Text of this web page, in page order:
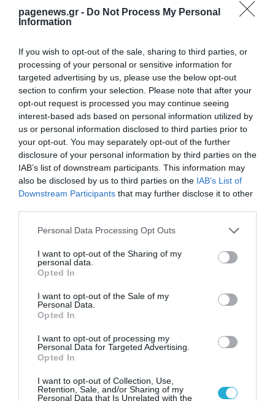
pagenews.gr - Do Not Process My Personal
Information
If you wish to opt-out of the sale, sharing to third parties, or
processing of your personal or sensitive information for
targeted advertising by us, please use the below opt-out
section to confirm your selection. Please note that after your
opt-out request is processed you may continue seeing
interest-based ads based on personal information utilized by
us or personal information disclosed to third parties prior to
your opt-out. You may separately opt-out of the further
disclosure of your personal information by third parties on the
IAB’s list of downstream participants. This information may
also be disclosed by us to third parties on the IAB’s List of
Downstream Participants that may further disclose it to other
Please note that this website/app uses one or more Google
not limited to your visit or usage behaviour. You may click to
grant or deny consent to Google and its third-party tags to
use your data for below specified purposes in below Google
consent section.
Personal Data Processing Opt Outs
I want to opt-out of the Sharing of my
personal data.
Opted In
I want to opt-out of the Sale of my
Personal Data.
Opted In
I want to opt-out of processing my
Personal Data for Targeted Advertising.
Opted In
I want to opt-out of Collection, Use,
Retention, Sale, and/or Sharing of my
Personal Data that Is Unrelated with the
Σχετικά άρθρα:
➤ Τσίπρας Περιστέρι: Ανεβάζει το θερμόμετρο σε
Μητσοτάκη–Η μάχη για να γίνει η ΕΛΑΣ «κυβέρνηση σε
αναμονή»
➤ Τσίπρας μετά τη ΔΕΘ: Ποιοι περνούν την πόρτα της
ΕΛΑΣ και ποιοι μένουν εκτός–Το σχέδιο για τη «δεύτερη
φάση»
➤ Ο Μητσοτάκης δεν είναι απλώς «Δεξιά»
➤ Ο Τσίπρας κλείνει την πόρτα στους «παλιούς»; Στην
ΕΛΑΣ δεν χωρούν όλοι όσοι φεύγουν από τον ΣΥΡΙΖΑ
➤ Αλέξης Τσίπρας: Στις 2 Σεπτεμβρίου παρουσιάζει το
➤ ΕΛΑΣ κατά Μητσοτάκη: «Βιομηχανία υποσχέσεων
αντί για βιομηχανική πολιτική»